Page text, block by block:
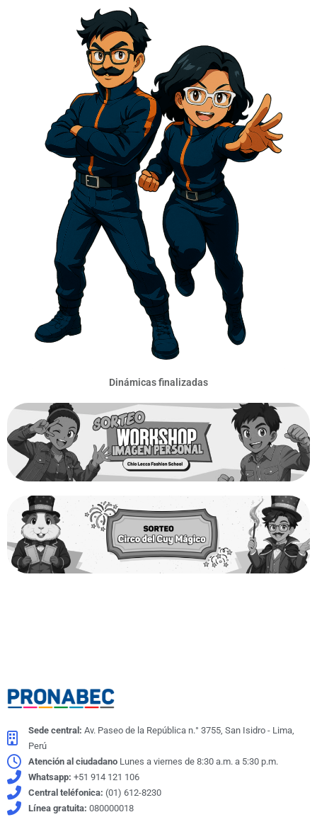
Dinámicas finalizadas
Sede central: Av. Paseo de la República n.° 3755, San Isidro - Lima,
Perú
Atención al ciudadano Lunes a viernes de 8:30 a.m. a 5:30 p.m.
Whatsapp: +51 914 121 106
Central teléfonica: (01) 612-8230
Línea gratuita: 080000018